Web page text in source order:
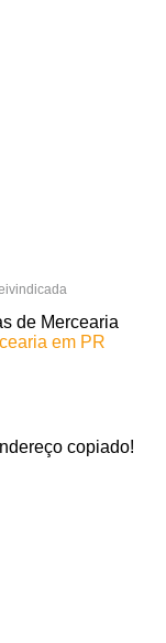
de Mercearia
em PR
copiado!